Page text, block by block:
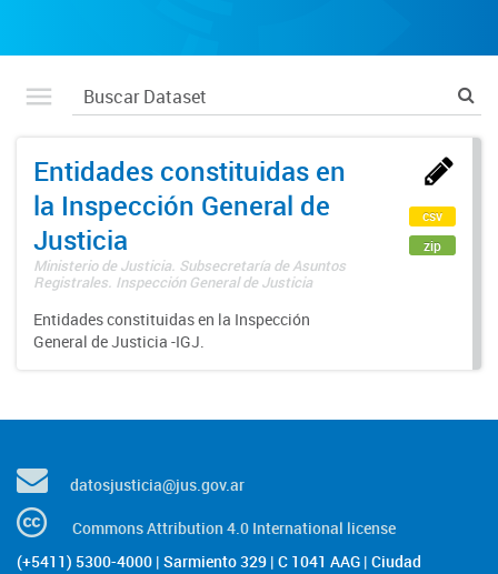
Entidades constituidas en
la Inspección General de
Justicia
Ministerio de Justicia. Subsecretaría de Asuntos
Registrales. Inspección General de Justicia
Entidades constituidas en la Inspección
General de Justicia -IGJ.
csv
zip
datosjusticia@jus.gov.ar
Commons Attribution 4.0 International license
(+5411) 5300-4000 | Sarmiento 329 | C 1041 AAG | Ciudad